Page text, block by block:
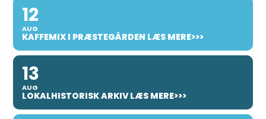
12
AUG
KAFFEMIX I PRÆSTEGÅRDEN LÆS MERE>>>
13
AUG
LOKALHISTORISK ARKIV LÆS MERE>>>